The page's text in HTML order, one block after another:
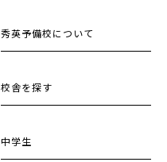
秀英予備校について
校舎を探す
中学生